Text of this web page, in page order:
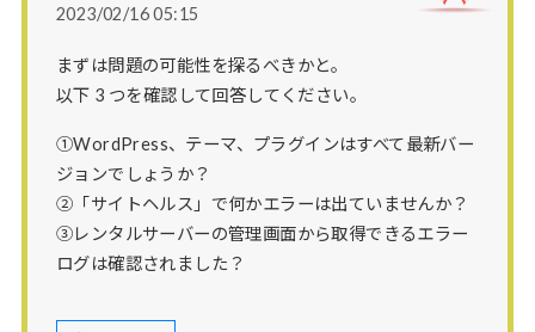
2023/02/16 05:15
まずは問題の可能性を探るべきかと。
以下 3 つを確認して回答してください。
①WordPress、テーマ、プラグインはすべて最新バー
ジョンでしょうか？
②「サイトヘルス」で何かエラーは出ていませんか？
③レンタルサーバーの管理画面から取得できるエラー
ログは確認されました？